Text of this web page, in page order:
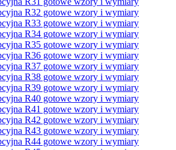
R32 gotowe wzory i wymiary
R33 gotowe wzory i wymiary
R34 gotowe wzory i wymiary
R35 gotowe wzory i wymiary
R36 gotowe wzory i wymiary
R37 gotowe wzory i wymiary
R38 gotowe wzory i wymiary
R39 gotowe wzory i wymiary
R40 gotowe wzory i wymiary
R41 gotowe wzory i wymiary
R42 gotowe wzory i wymiary
R43 gotowe wzory i wymiary
R44 gotowe wzory i wymiary